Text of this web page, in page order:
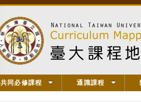
共同必修課程 通識課程